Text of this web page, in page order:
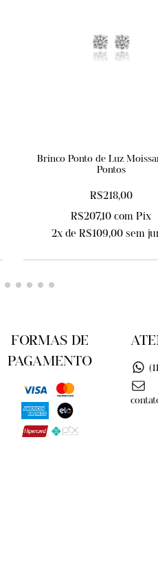
Brinco Ponto de Luz
Pontos
R$218,00
R$207,10com Pix
2x de R$109,00sem
FORMAS DE
PAGAMENTO